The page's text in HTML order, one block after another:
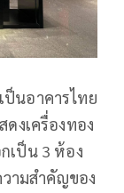
ป็นอาคารไทย
งเครื่องทอง
เป็น 3 ห้อง
ามสำคัญของ